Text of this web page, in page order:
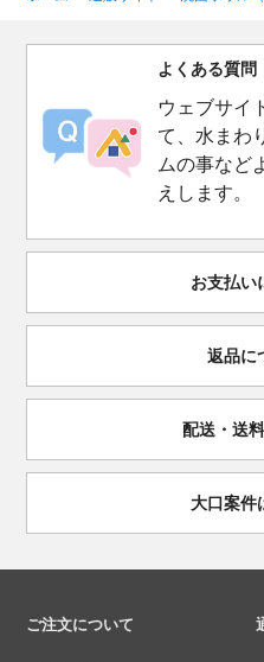
よくある質問
ウェブサイ
て、水まわ
ムの事など
えします。
お支払い
返品に
配送・送
大口案件
ご注文について